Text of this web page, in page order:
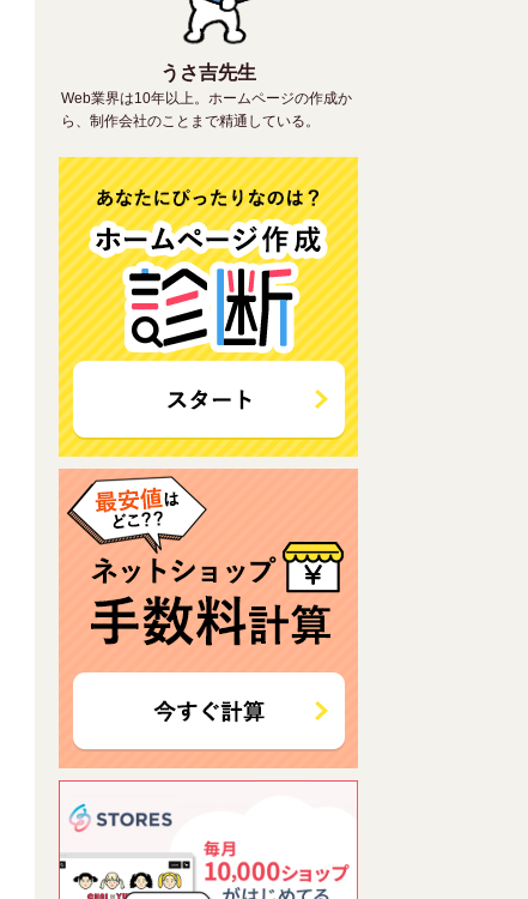
うさ吉先生
Web業界は10年以上。ホームページの作成か
ら、制作会社のことまで精通している。